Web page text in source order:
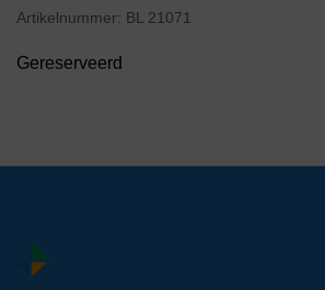
Artikelnummer: BL 21071
Gereserveerd